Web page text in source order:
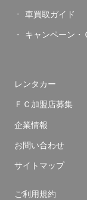
車買取ガイド
キャンペーン・
レンタカー
ＦＣ加盟店募集
企業情報
お問い合わせ
サイトマップ
ご利用規約